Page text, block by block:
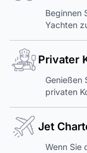
Beginnen
Yachten
Privater
Genießen
privaten
Jet
Wenn Sie